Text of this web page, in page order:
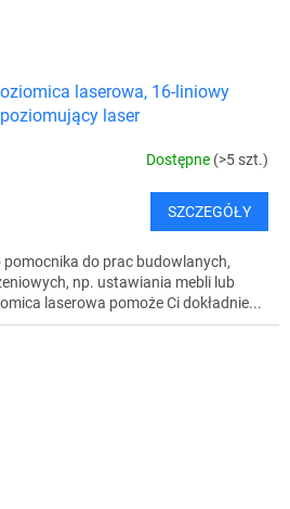
laserowa, 16-liniowy
laser
Dostępne (>5 szt.)
SZCZEGÓŁY
do prac budowlanych,
np. ustawiania mebli lub
laserowa pomoże Ci dokładnie...